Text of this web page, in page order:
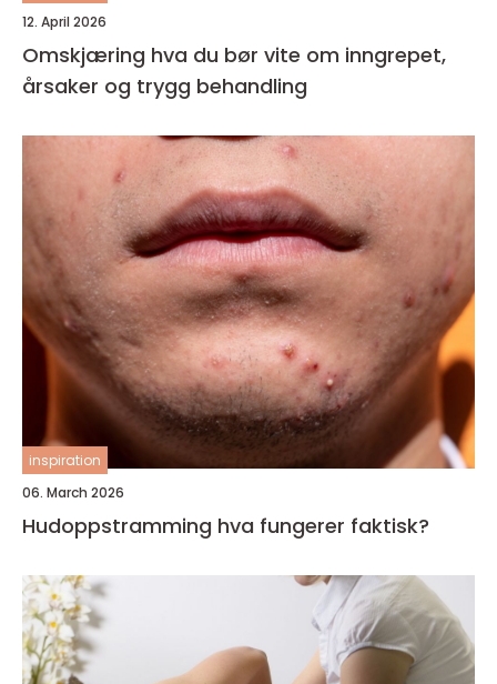
12. April 2026
Omskjæring hva du bør vite om inngrepet,
årsaker og trygg behandling
inspiration
06. March 2026
Hudoppstramming hva fungerer faktisk?